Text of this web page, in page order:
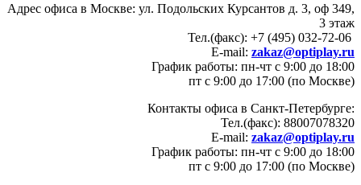
Адрес офиса в Москве: ул. Подольских Курсантов д. 3, оф 349,
3 этаж
Тел.(факс): +7 (495) 032-72-06
E-mail: zakaz@optiplay.ru
График работы: пн-чт с 9:00 до 18:00
пт с 9:00 до 17:00 (по Москве)
Контакты офиса в Санкт-Петербурге:
Тел.(факс): 88007078320
E-mail: zakaz@optiplay.ru
График работы: пн-чт с 9:00 до 18:00
пт с 9:00 до 17:00 (по Москве)